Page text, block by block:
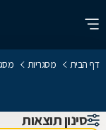
דף הבית מסגריות
סינון תוצאות